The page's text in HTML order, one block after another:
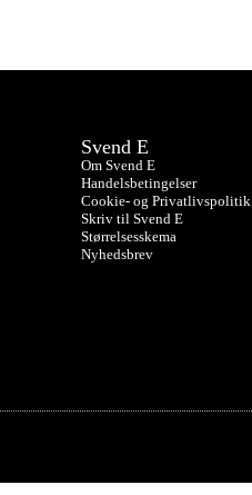
Svend E
Om Svend E
Handelsbetingelser
Cookie- og Privatlivspolitik
Skriv til Svend E
Størrelsesskema
Nyhedsbrev